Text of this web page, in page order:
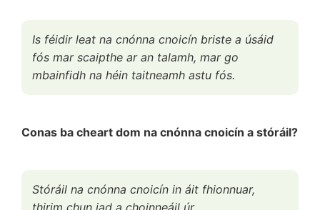
Is féidir leat na cnónna cnoicín briste a úsáid
fós mar scaipthe ar an talamh, mar go
mbainfidh na héin taitneamh astu fós.
Conas ba cheart dom na cnónna cnoicín a stóráil?
Stóráil na cnónna cnoicín in áit fhionnuar,
thirim chun iad a choinneáil úr.